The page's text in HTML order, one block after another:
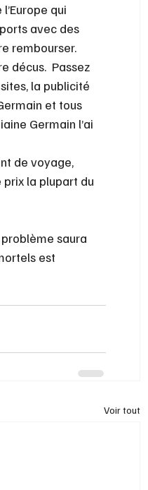
qui
avec des
rembourser.
décus.  Passez
la publicité
et tous
Germain l’ai
de voyage,
la plupart du
saura
est
Voir tout